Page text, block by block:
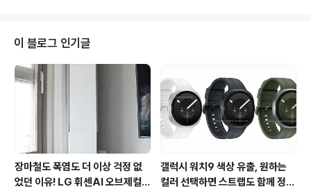
습니다. 반면, LG유플러스(U+LTE)는 이미 부산에서 LTE
서비스를 시작하고 있습니다. LG 유플러스는 11월 현재 서
울/수도권을 비롯해 전국 6대 광역시에서 LTE 서비스를
시작했는데요. 부산의 주요 도심지역인 중구 남포동, 진구
서면, 금정구 부산대 그리고 부산역에서 LG유플러스(U+L
TE)속도와..
이 블로그 인기글
장마철도 폭염도 더 이상 걱정 없
었던 이유! LG 휘센AI 오브제컬렉
갤럭시 워치9 색상 유출, 원하는
컬러 선택하면 스트랩도 함께 정해